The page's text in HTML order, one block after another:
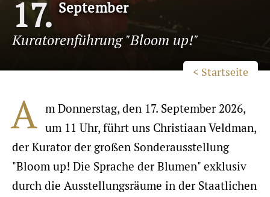
17 September
Kuratorenführung "Bloom up!"
< Startseite
A m Donnerstag, den 17. September 2026,
um 11 Uhr, führt uns Christiaan Veldman,
der Kurator der großen Sonderausstellung
"Bloom up! Die Sprache der Blumen" exklusiv
durch die Ausstellungsräume in der Staatlichen